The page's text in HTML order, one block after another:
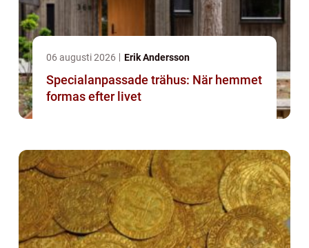
06 augusti 2026 Erik Andersson
Specialanpassade trähus: När hemmet
formas efter livet